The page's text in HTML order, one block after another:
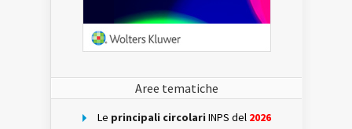
Aree tematiche
Le principali circolari INPS del 2026